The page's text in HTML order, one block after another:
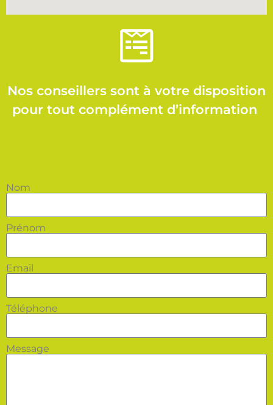
Nos conseillers sont à votre disposition
pour tout complément d’information
Nom
Prénom
Email
Téléphone
Message